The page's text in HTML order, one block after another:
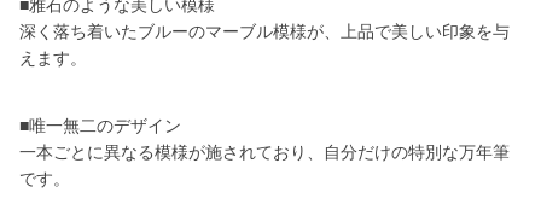
■雅石のような美しい模様
深く落ち着いたブルーのマーブル模様が、上品で美しい印象を与
えます。
■唯一無二のデザイン
一本ごとに異なる模様が施されており、自分だけの特別な万年筆
です。